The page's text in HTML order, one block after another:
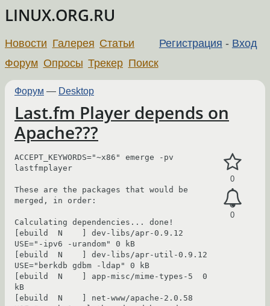
LINUX.ORG.RU
Регистрация - Вход
Новости Галерея Статьи
Форум Опросы Трекер Поиск
Форум — Desktop
Last.fm Player depends on
Apache???
0
0
ACCEPT_KEYWORDS="~x86" emerge -pv
lastfmplayer
These are the packages that would be
merged, in order:
Calculating dependencies... done!
[ebuild  N    ] dev-libs/apr-0.9.12
USE="-ipv6 -urandom" 0 kB
[ebuild  N    ] dev-libs/apr-util-0.9.12
USE="berkdb gdbm -ldap" 0 kB
[ebuild  N    ] app-misc/mime-types-5  0
kB
[ebuild  N    ] net-www/apache-2.0.58